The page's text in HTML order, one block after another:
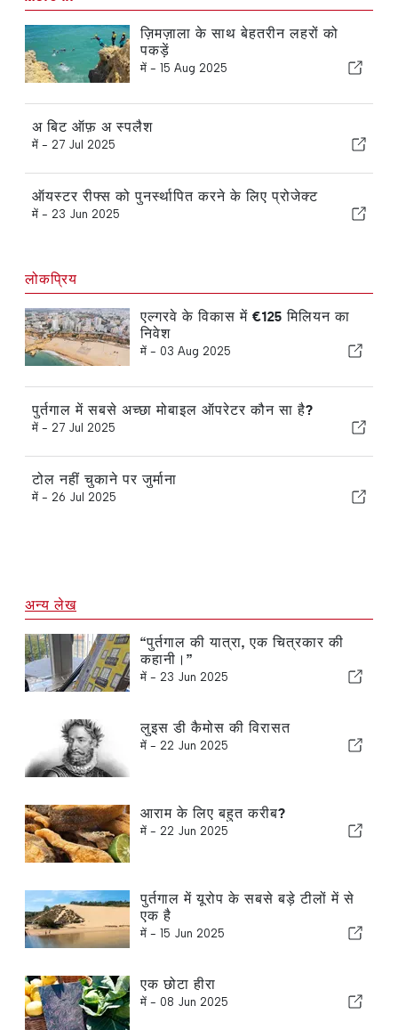
ज़िमज़ाला के साथ बेहतरीन लहरों को
पकड़ें
में - 15 Aug 2025
अ बिट ऑफ़ अ स्पलैश
में - 27 Jul 2025
ऑयस्टर रीफ्स को पुनर्स्थापित करने के लिए प्रोजेक्ट
में - 23 Jun 2025
लोकप्रिय
एल्गरवे के विकास में €125 मिलियन का
निवेश
में - 03 Aug 2025
पुर्तगाल में सबसे अच्छा मोबाइल ऑपरेटर कौन सा है?
में - 27 Jul 2025
टोल नहीं चुकाने पर जुर्माना
में - 26 Jul 2025
अन्य लेख
“पुर्तगाल की यात्रा, एक चित्रकार की
कहानी।”
में - 23 Jun 2025
लुइस डी कैमोस की विरासत
में - 22 Jun 2025
आराम के लिए बहुत करीब?
में - 22 Jun 2025
पुर्तगाल में यूरोप के सबसे बड़े टीलों में से
एक है
में - 15 Jun 2025
एक छोटा हीरा
में - 08 Jun 2025